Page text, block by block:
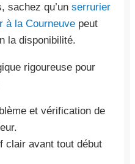
sachez qu’un serrurier
à la Courneuve peut
la disponibilité.
rigoureuse pour
et vérification de
clair avant tout début